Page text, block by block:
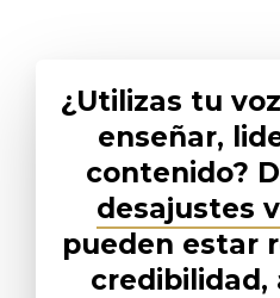
¿Utilizas tu
enseñar,
contenido?
desajustes
pueden estar
credibilidad,